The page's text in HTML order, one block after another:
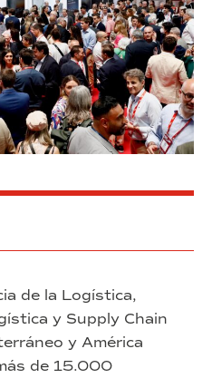
de la Logística,
y Supply Chain
y América
de 15.000